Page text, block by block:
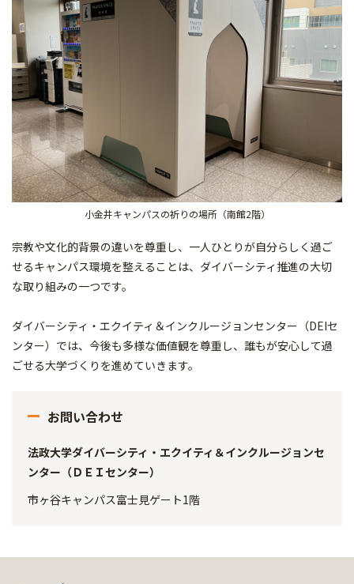
小金井キャンパスの祈りの場所（南館2階）
宗教や文化的背景の違いを尊重し、一人ひとりが自分らしく過ご
せるキャンパス環境を整えることは、ダイバーシティ推進の大切
な取り組みの一つです。
ダイバーシティ・エクイティ＆インクルージョンセンター（DEIセ
ンター）では、今後も多様な価値観を尊重し、誰もが安心して過
ごせる大学づくりを進めていきます。
お問い合わせ
法政大学ダイバーシティ・エクイティ＆インクルージョンセ
ンター（ＤＥＩセンター）
市ヶ谷キャンパス富士見ゲート1階